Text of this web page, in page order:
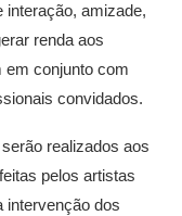
interação, amizade,
renda aos
em conjunto com
convidados.
realizados aos
pelos artistas
intervenção dos